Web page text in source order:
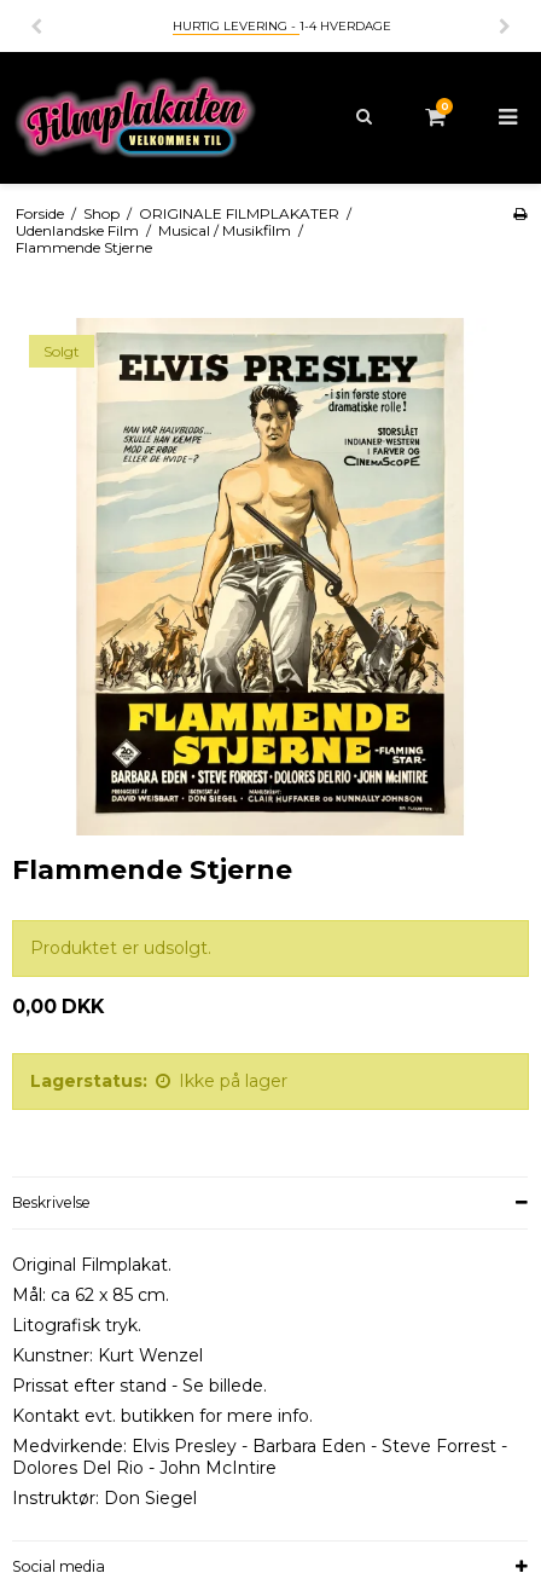
HURTIG LEVERING - 1-4 HVERDAGE
0
Forside / Shop / ORIGINALE FILMPLAKATER /
Udenlandske Film / Musical / Musikfilm /
Flammende Stjerne
Solgt
Flammende Stjerne
Produktet er udsolgt.
0,00 DKK
Lagerstatus: Ikke på lager
Beskrivelse
Original Filmplakat.
Mål: ca 62 x 85 cm.
Litografisk tryk.
Kunstner: Kurt Wenzel
Prissat efter stand - Se billede.
Kontakt evt. butikken for mere info.
Medvirkende: Elvis Presley - Barbara Eden - Steve Forrest -
Dolores Del Rio - John McIntire
Instruktør: Don Siegel
Social media